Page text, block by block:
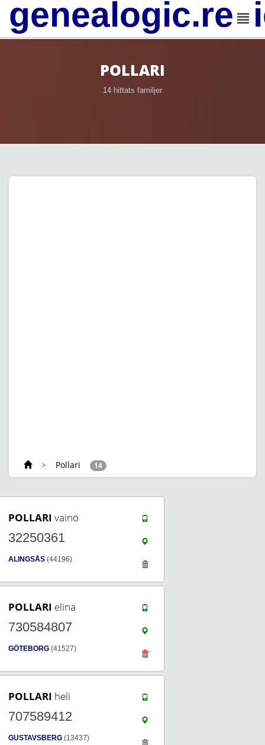
POLLARI
14 hittats familjer
> Pollari 14
POLLARI vainö
32250361
ALINGSÅS (44196)
POLLARI elina
730584807
GÖTEBORG (41527)
POLLARI heli
707589412
GUSTAVSBERG (13437)